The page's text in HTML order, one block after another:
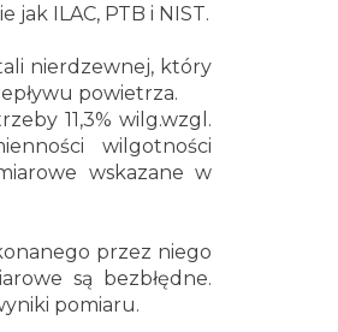
ILAC, PTB i NIST.
nierdzewnej, który
powietrza.
11,3% wilg.wzgl.
wilgotności
wskazane w
przez niego
są bezbłędne.
pomiaru.